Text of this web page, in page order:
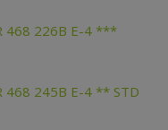
468 226B E-4 ***
468 245B E-4 ** STD